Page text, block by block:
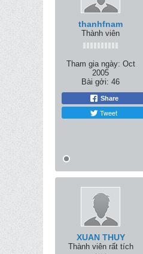
thanhfnam
Thành viên
Tham gia ngày: Oct
2005
Bài gởi: 46
Share
Tweet
XUAN THUY
Thành viên rất tích